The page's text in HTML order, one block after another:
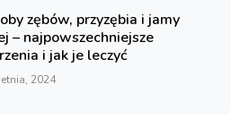
zębów, przyzębia i jamy
– najpowszechniejsze
i jak je leczyć
2024